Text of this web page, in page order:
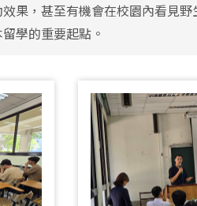
果，甚至有機會在校園內看見
學的重要起點。